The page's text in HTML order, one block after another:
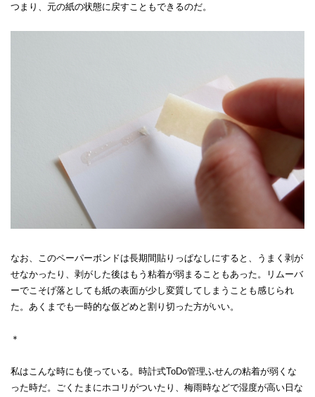
つまり、元の紙の状態に戻すこともできるのだ。
なお、このペーパーボンドは長期間貼りっぱなしにすると、うまく剥が
せなかったり、剥がした後はもう粘着が弱まることもあった。リムーバ
ーでこそげ落としても紙の表面が少し変質してしまうことも感じられ
た。あくまでも一時的な仮どめと割り切った方がいい。
＊
私はこんな時にも使っている。時計式ToDo管理ふせんの粘着が弱くな
った時だ。ごくたまにホコリがついたり、梅雨時などで湿度が高い日な